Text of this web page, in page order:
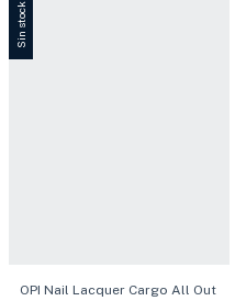
Sin stock
OPI Nail Lacquer Cargo All Out